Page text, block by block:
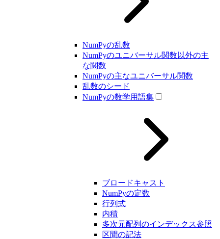
NumPyの乱数
NumPyのユニバーサル関数以外の主
な関数
NumPyの主なユニバーサル関数
乱数のシード
NumPyの数学用語集
ブロードキャスト
NumPyの定数
行列式
内積
多次元配列のインデックス参照
区間の記法